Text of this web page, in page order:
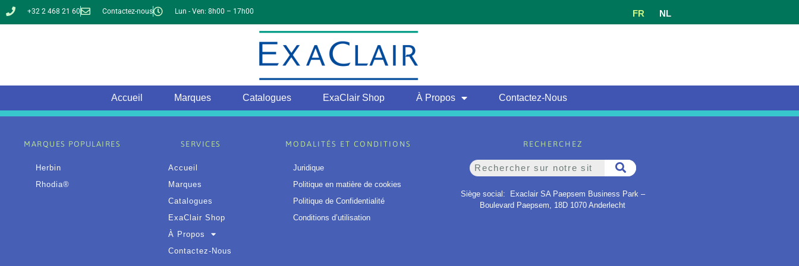
+32 2 468 21 60 Contactez-nous Lun - Ven: 8h00 – 17h00 FR NL
Accueil Marques Catalogues ExaClair Shop À Propos Contactez-Nous
MARQUES POPULAIRES
Herbin
Rhodia®
SERVICES
Accueil
Marques
Catalogues
ExaClair Shop
À Propos
Contactez-Nous
MODALITÉS ET CONDITIONS
Juridique
Politique en matière de cookies
Politique de Confidentialité
Conditions d’utilisation
RECHERCHEZ
Siège social: Exaclair SA Paepsem Business Park –
Boulevard Paepsem, 18D 1070 Anderlecht